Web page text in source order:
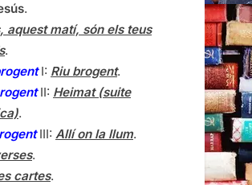
.
aquest matí, són els teus
.
I: Riu brogent.
II: Heimat (suite
.
III: Allí on la llum.
.
cartes.